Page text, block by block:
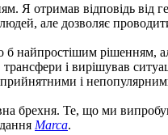
Я отримав відповідь від
але дозволяє
б найпростішим
і вирішував
і
Те, що ми
Marca.